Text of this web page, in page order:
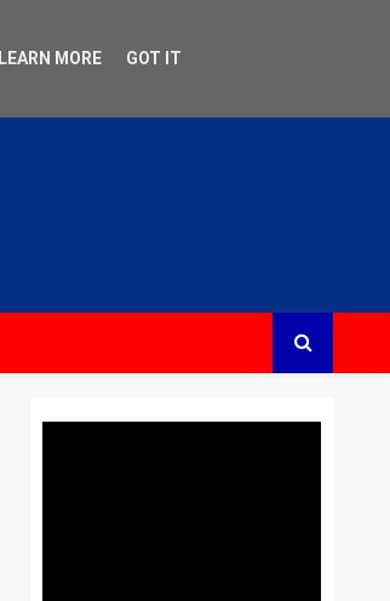
LEARN MORE GOT IT